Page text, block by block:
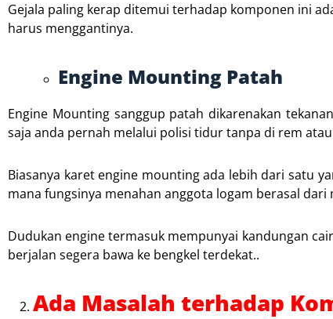
Gejala paling kerap ditemui terhadap komponen ini
harus menggantinya.
Engine Mounting Patah
Engine Mounting sanggup patah dikarenakan
saja anda pernah melalui polisi tidur tanpa di rem
Biasanya karet engine mounting ada lebih dari satu
mana fungsinya menahan anggota logam berasal
Dudukan engine termasuk mempunyai kandungan
berjalan segera bawa ke bengkel terdekat..
Ada Masalah terhadap